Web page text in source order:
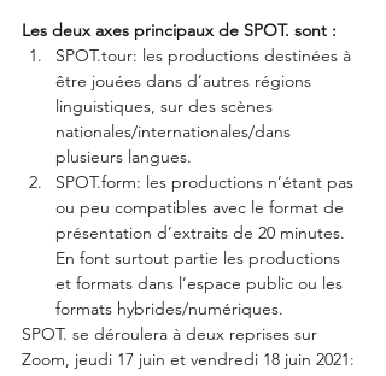
Les deux axes principaux de SPOT. sont :
SPOT.tour: les productions destinées à
être jouées dans d’autres régions
linguistiques, sur des scènes
nationales/internationales/dans
plusieurs langues.
SPOT.form: les productions n’étant pas
ou peu compatibles avec le format de
présentation d’extraits de 20 minutes.
En font surtout partie les productions
et formats dans l’espace public ou les
formats hybrides/numériques.
SPOT. se déroulera à deux reprises sur
Zoom, jeudi 17 juin et vendredi 18 juin 2021: